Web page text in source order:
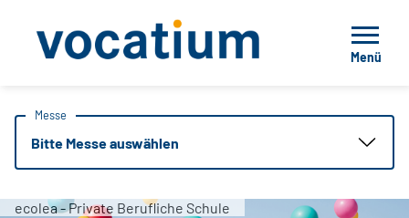
Menü
Messe
Bitte Messe auswählen
ecolea - Private Berufliche Schule